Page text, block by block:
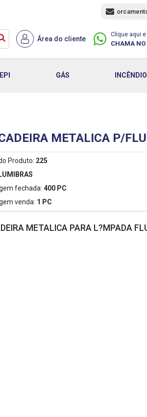
Área do cliente
Clique aqui e
CHAMA
EPI GÁS INCÊNDIO
METALICA P/
Produto: 225
LUMIBRAS
fechada: 400 PC
venda: 1 PC
METALICA PARA L?MPADA